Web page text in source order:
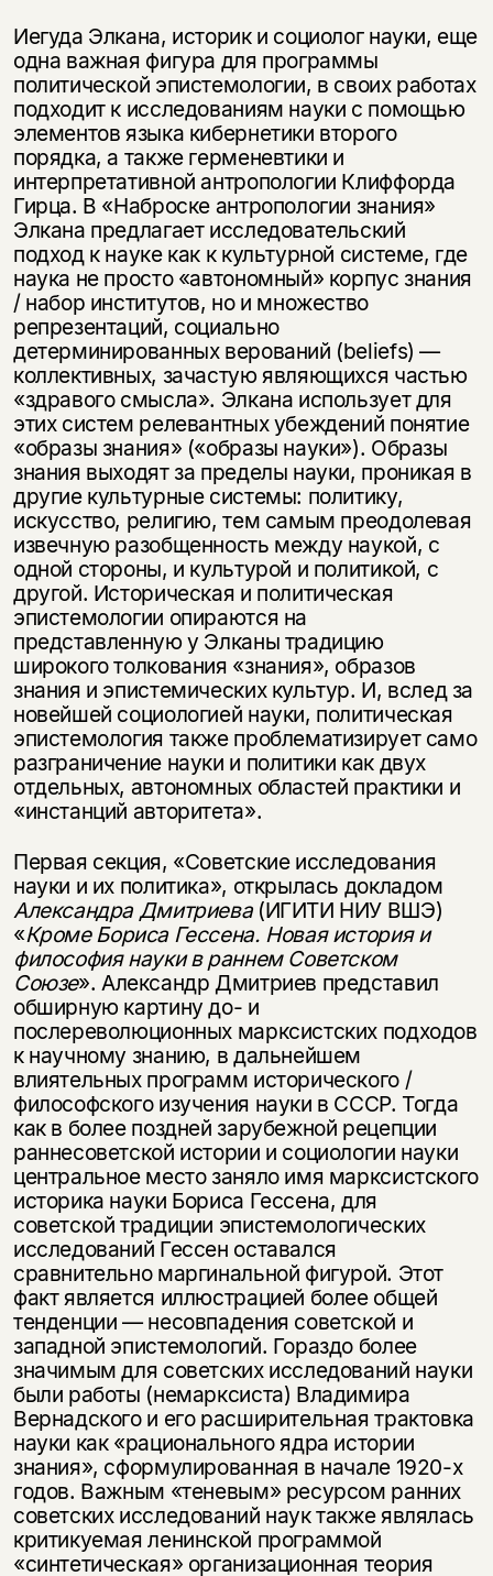
Иегуда Элкана, историк и социолог науки, еще
одна важная фигура для программы
политической эпистемологии, в своих работах
подходит к исследованиям науки с помощью
элементов языка кибернетики второго
порядка, а также герменевтики и
интерпретативной антропологии Клиффорда
Гирца. В «Наброске антропологии знания»
Элкана предлагает исследовательский
подход к науке как к культурной системе, где
наука не просто «автономный» корпус знания
/ набор институтов, но и множество
репрезентаций, социально
детерминированных верований (beliefs) —
коллективных, зачастую являющихся частью
«здравого смысла». Элкана использует для
этих систем релевантных убеждений понятие
«образы знания» («образы науки»). Образы
знания выходят за пределы науки, проникая в
другие культурные системы: политику,
искусство, религию, тем самым преодолевая
извечную разобщенность между наукой, с
одной стороны, и культурой и политикой, с
другой. Историческая и политическая
эпистемологии опираются на
представленную у Элканы традицию
широкого толкования «знания», образов
знания и эпистемических культур. И, вслед за
новейшей социологией науки, политическая
эпистемология также проблематизирует само
разграничение науки и политики как двух
отдельных, автономных областей практики и
«инстанций авторитета».
Первая секция, «Советские исследования
науки и их политика», открылась докладом
Александра Дмитриева(ИГИТИ НИУ ВШЭ)
«Кроме Бориса Гессена. Новая история и
философия науки в раннем Советском
Союзе». Александр Дмитриев представил
обширную картину до- и
послереволюционных марксистских подходов
к научному знанию, в дальнейшем
влиятельных программ исторического /
философского изучения науки в СССР. Тогда
как в более поздней зарубежной рецепции
раннесоветской истории и социологии науки
центральное место заняло имя марксистского
историка науки Бориса Гессена, для
советской традиции эпистемологических
исследований Гессен оставался
сравнительно маргинальной фигурой. Этот
факт является иллюстрацией более общей
тенденции — несовпадения советской и
западной эпистемологий. Гораздо более
значимым для советских исследований науки
были работы (немарксиста) Владимира
Вернадского и его расширительная трактовка
науки как «рационального ядра истории
знания», сформулированная в начале 1920-х
годов. Важным «теневым» ресурсом ранних
советских исследований наук также являлась
критикуемая ленинской программой
«синтетическая» организационная теория